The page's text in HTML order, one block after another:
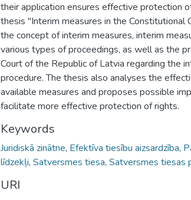
their application ensures effective protection
thesis "Interim measures in the Constitutional
the concept of interim measures, interim
various types of proceedings, as well as the
Court of the Republic of Latvia regarding the
procedure. The thesis also analyses the
available measures and proposes possible
facilitate more effective protection of rights.
Keywords
Juridiskā zinātne, Efektīva tiesību aizsardzība,
līdzekļi, Satversmes tiesa, Satversmes tiesas
URI